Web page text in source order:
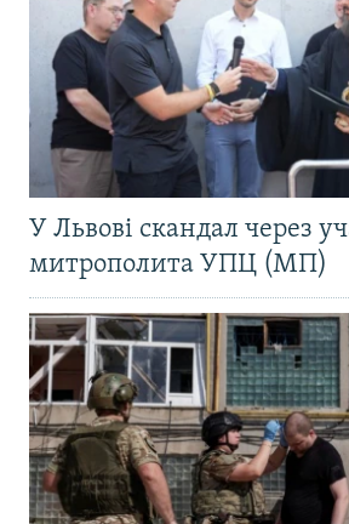
У Львові скандал через
митрополита УПЦ (МП)